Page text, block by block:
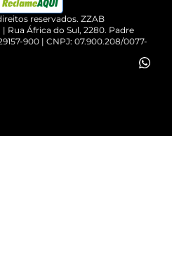
reservados. ZZAB
Rua África do Sul, 2280. Padre
900 | CNPJ: 07.900.208/0077-